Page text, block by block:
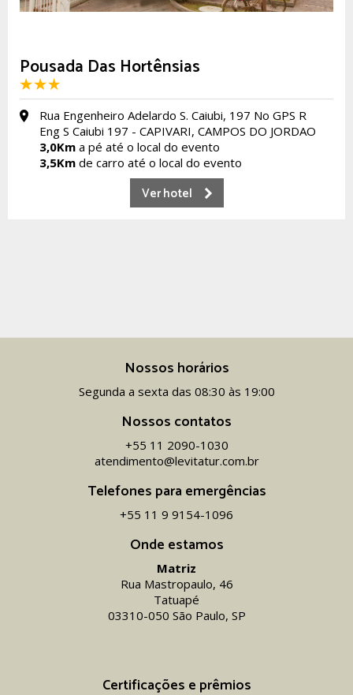
Pousada Das Hortênsias
Rua Engenheiro Adelardo S. Caiubi, 197 No GPS R
Eng S Caiubi 197 - CAPIVARI, CAMPOS DO JORDAO
3,0Km a pé até o local do evento
3,5Km de carro até o local do evento
Ver hotel
Onde estamos
Matriz
Rua Mastropaulo, 46
Tatuapé
03310-050 São Paulo, SP
Certificações e prêmios
Nossos horários
Segunda a sexta das 08:30 às 19:00
Nossos contatos
+55 11 2090-1030
atendimento@levitatur.com.br
Telefones para emergências
+55 11 9 9154-1096‬